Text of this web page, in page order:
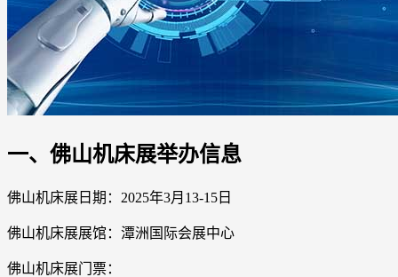
一、佛山机床展举办信息
佛山机床展日期：2025年3月13-15日
佛山机床展展馆：潭洲国际会展中心
佛山机床展门票：